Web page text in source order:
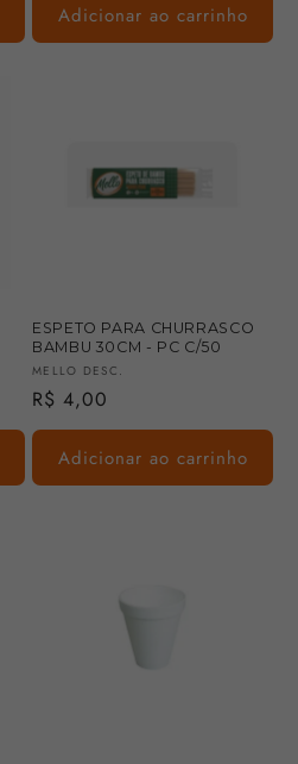
Adicionar ao carrinho
ESPETO PARA CHURRASCO
BAMBU 30CM - PC C/50
Fornecedor:
MELLO DESC.
Preço
normal
R$ 4,00
Adicionar ao carrinho